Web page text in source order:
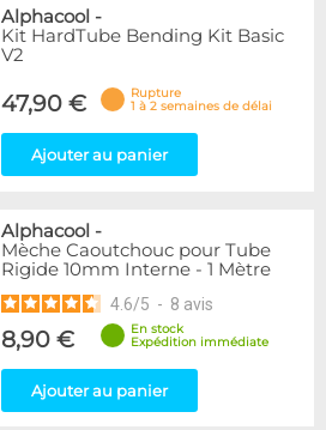
Alphacool -
Kit HardTube Bending Kit Basic
V2
47,90 €
Rupture
1 à 2 semaines de délai
Ajouter au panier
Alphacool -
Mèche Caoutchouc pour Tube
Rigide 10mm Interne - 1 Mètre
4.6/5 - 8 avis
8,90 €
En stock
Expédition immédiate
Ajouter au panier